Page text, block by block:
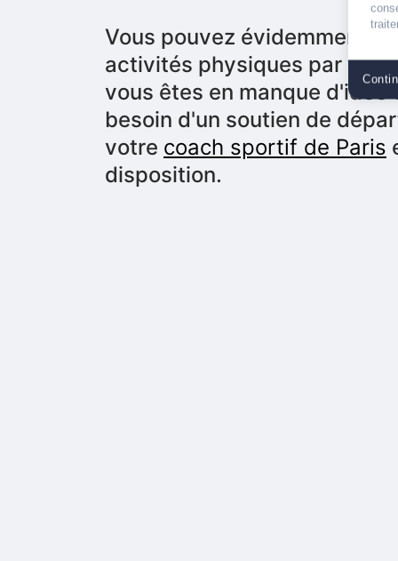
Vous pouvez évidemment
activités physiques par
vous êtes en manque d'idée
besoin d'un soutien de
votre coach sportif de Paris
disposition.